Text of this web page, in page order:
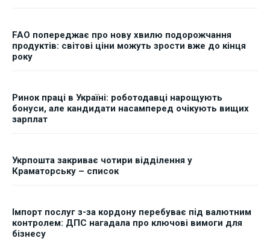
FAO попереджає про нову хвилю подорожчання
продуктів: світові ціни можуть зрости вже до кінця
року
Ринок праці в Україні: роботодавці нарощують
бонуси, але кандидати насамперед очікують вищих
зарплат
Укрпошта закриває чотири відділення у
Краматорську – список
Імпорт послуг з-за кордону перебуває під валютним
контролем: ДПС нагадала про ключові вимоги для
бізнесу